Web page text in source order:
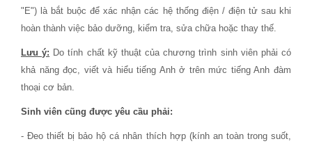
"E") là bắt buộc để xác nhận các hệ thống điện / điện tử sau khi
hoàn thành việc bảo dưỡng, kiểm tra, sửa chữa hoặc thay thế.
Lưu ý: Do tính chất kỹ thuật của chương trình sinh viên phải có
khả năng đọc, viết và hiểu tiếng Anh ở trên mức tiếng Anh đàm
thoại cơ bản.
Sinh viên cũng được yêu cầu phải:
- Đeo thiết bị bảo hộ cá nhân thích hợp (kính an toàn trong suốt,